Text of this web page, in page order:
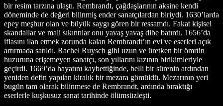
bir resim tarzına ulaştı. Rembrandt, çağdaşlarının aksine kendi
döneminde de değeri bilinmiş ender sanatçılardan biriydi. 1630’larda
epey meşhur olan ve büyük saygı gören bir ressamdı. Fakat kişisel
skandallar ve mali sıkıntılar onu yavaş yavaş dibe batırdı. 1656’da
iflasını ilan etmek zorunda kalan Rembrandt’ın evi ve eserleri açık
artırmada satıldı. Rachel Ruysch gibi uzun ve üretken bir ömrün
huzuruna erişemeyen sanatçı, son yıllarını kızının birikimleriyle
geçirdi. 1669’da hayatını kaybettiğinde, belli bir sürenin ardından
yeniden defin yapılan kiralık bir mezara gömüldü. Mezarının yeri
bugün tam olarak bilinmese de Rembrandt, ardında bıraktığı
eserlerle kuşkusuz sanat tarihinde ölümsüzleşti.